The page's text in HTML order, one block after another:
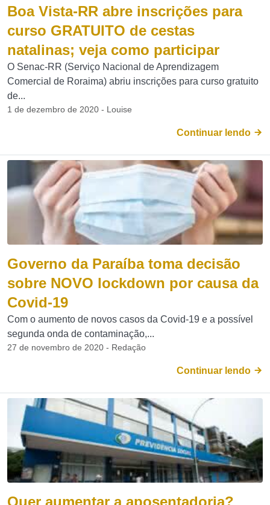
Boa Vista-RR abre inscrições para
curso GRATUITO de cestas
natalinas; veja como participar
O Senac-RR (Serviço Nacional de Aprendizagem
Comercial de Roraima) abriu inscrições para curso gratuito
de...
1 de dezembro de 2020 - Louise
Continuar lendo
Governo da Paraíba toma decisão
sobre NOVO lockdown por causa da
Covid-19
Com o aumento de novos casos da Covid-19 e a possível
segunda onda de contaminação,...
27 de novembro de 2020 - Redação
Continuar lendo
Quer aumentar a aposentadoria?